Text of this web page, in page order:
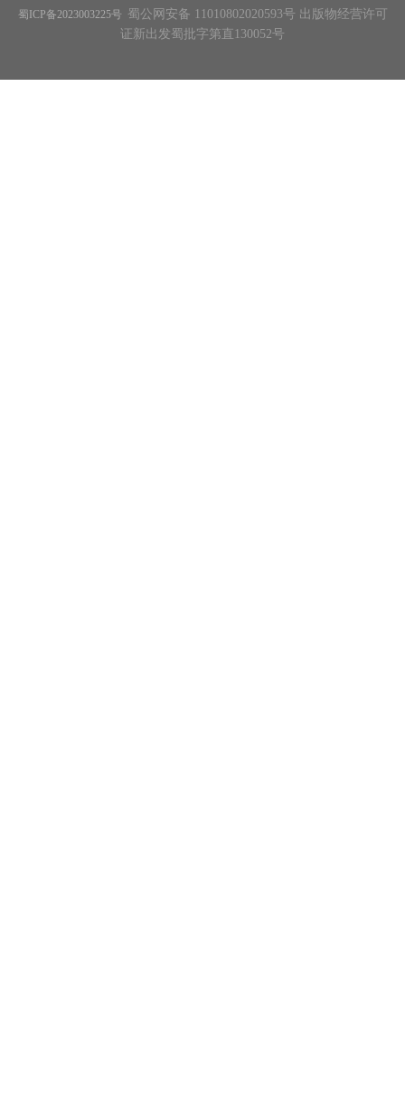
蜀ICP备2023003225号 蜀公网安备 11010802020593号 出版物经营许可
证新出发蜀批字第直130052号